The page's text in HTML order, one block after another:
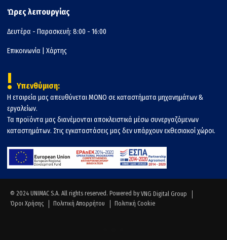
Ώρες λειτουργίας
Δευτέρα - Παρασκευή: 8:00 - 16:00
Επικοινωνία Χάρτης
! Υπενθύμιση:
Η εταιρεία μας απευθύνεται ΜΟΝΟ σε καταστήματα μηχανημάτων &
εργαλείων.
Τα προϊόντα μας διανέμονται αποκλειστικά μέσω συνεργαζόμενων
καταστημάτων. Στις εγκαταστάσεις μας δεν υπάρχουν εκθεσιακοί χώροι.
© 2024 UNIMAC S.A. All rights reserved. Powered by VNG Digital Group
Όροι Χρήσης
Πολιτική Απορρήτου Πολιτική Cookie